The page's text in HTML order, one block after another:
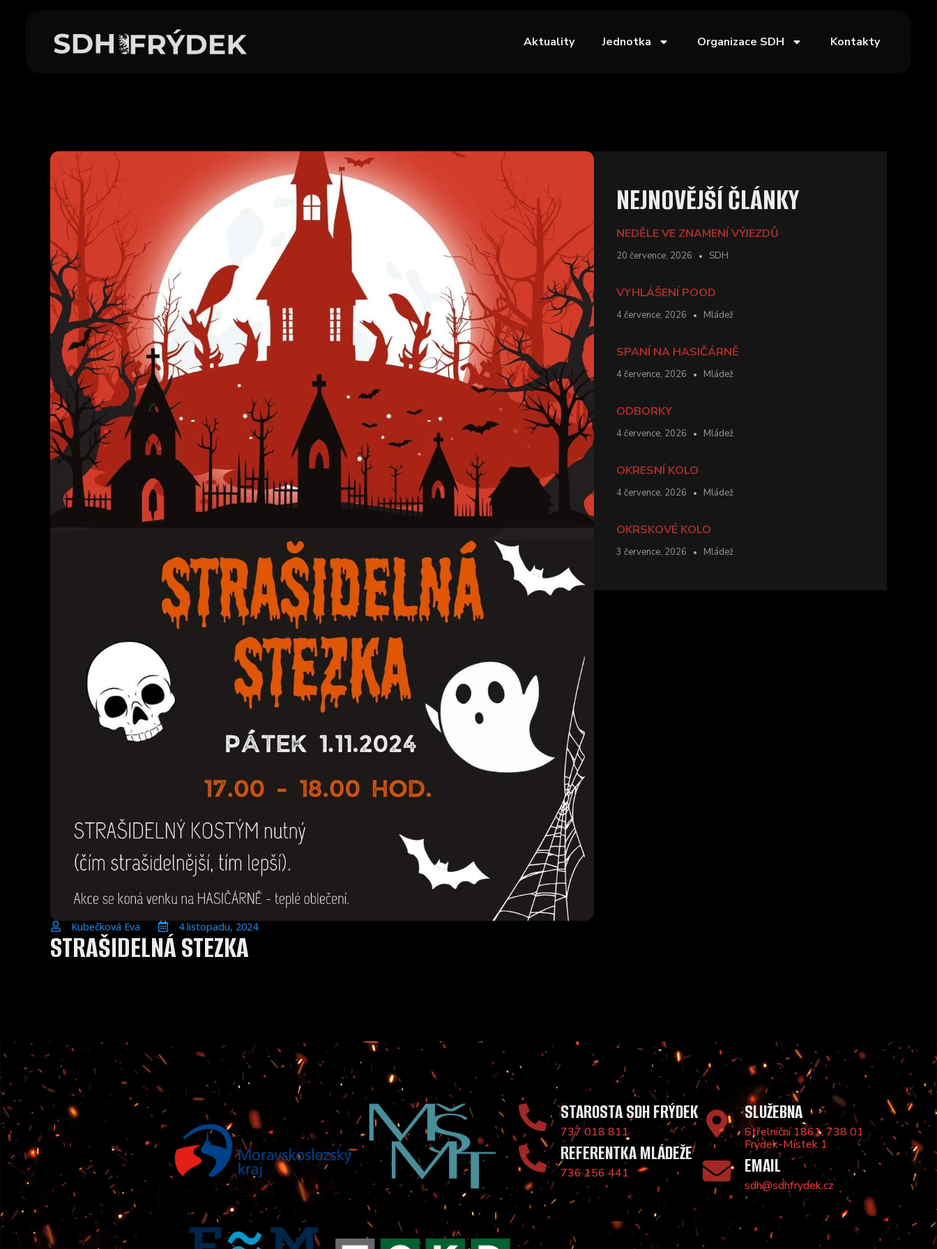
Aktuality Jednotka Organizace SDH Kontakty
Kubečková Eva 4 listopadu, 2024
STRAŠIDELNÁ STEZKA
NEJNOVĚJŠÍ ČLÁNKY
NEDĚLE VE ZNAMENÍ VÝJEZDŮ
20 července, 2026 SDH
VYHLÁŠENÍ POOD
4 července, 2026 Mládež
SPANÍ NA HASIČÁRNĚ
4 července, 2026 Mládež
ODBORKY
4 července, 2026 Mládež
OKRESNÍ KOLO
4 července, 2026 Mládež
OKRSKOVÉ KOLO
3 července, 2026 Mládež
SLUŽEBNA
Střelniční 1861, 738 01
Frýdek-Místek 1
EMAIL
sdh@sdhfrydek.cz
STAROSTA SDH FRÝDEK
737 018 811
REFERENTKA MLÁDEŽE
736 156 441